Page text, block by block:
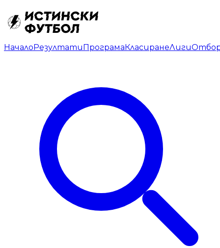
НачалоРезултатиПрограмаКласиранеЛиги